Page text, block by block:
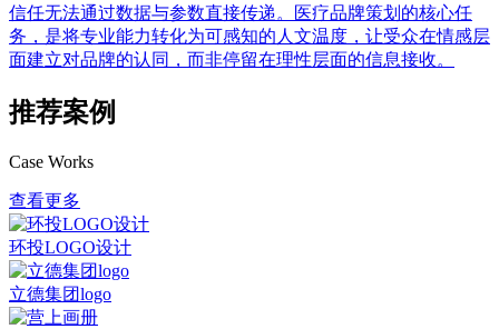
信任无法通过数据与参数直接传递。医疗品牌策划的核心任
务，是将专业能力转化为可感知的人文温度，让受众在情感层
面建立对品牌的认同，而非停留在理性层面的信息接收。
推荐案例
Case Works
查看更多
环投LOGO设计
立德集团logo